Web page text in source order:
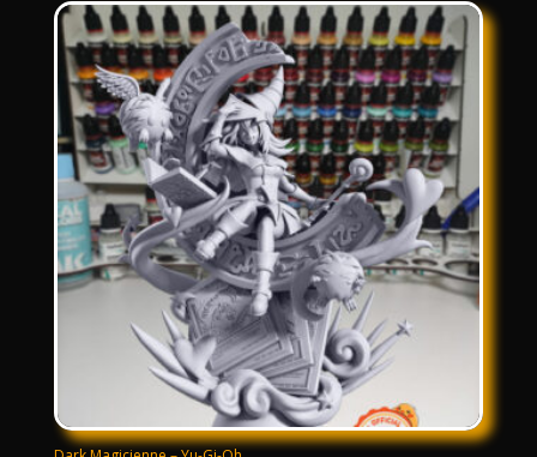
28,00 €
à
105,00 €